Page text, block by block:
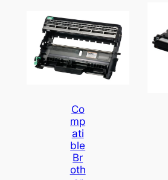
Co
Mp
Ati
Ble
Br
Oth